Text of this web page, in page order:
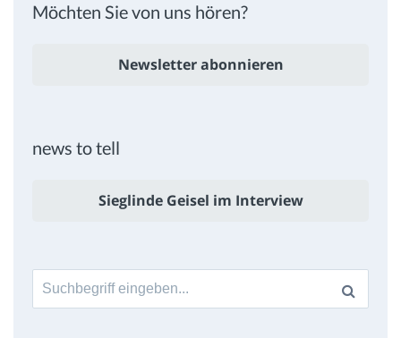
Möchten Sie von uns hören?
Newsletter abonnieren
news to tell
Sieglinde Geisel im Interview
Suche
nach: